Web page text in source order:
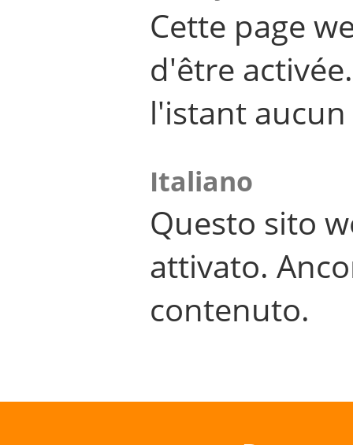
Cette page
d'être
l'istant
Italiano
Questo sito
attivato.
contenuto.